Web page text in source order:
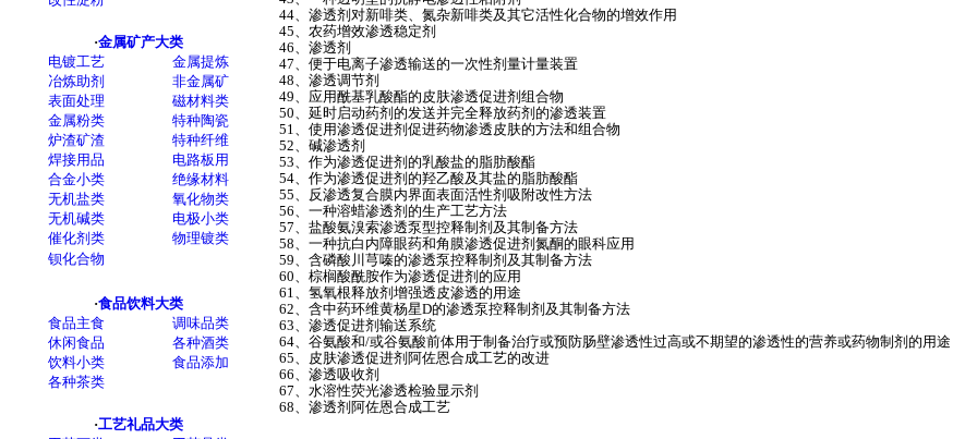
44、渗透剂对新啡类、氮杂新啡类及其它活性化合物的增效作用
45、农药增效渗透稳定剂
46、渗透剂
47、便于电离子渗透输送的一次性剂量计量装置
48、渗透调节剂
49、应用酰基乳酸酯的皮肤渗透促进剂组合物
50、延时启动药剂的发送并完全释放药剂的渗透装置
51、使用渗透促进剂促进药物渗透皮肤的方法和组合物
52、碱渗透剂
53、作为渗透促进剂的乳酸盐的脂肪酸酯
54、作为渗透促进剂的羟乙酸及其盐的脂肪酸酯
55、反渗透复合膜内界面表面活性剂吸附改性方法
56、一种溶蜡渗透剂的生产工艺方法
57、盐酸氨溴索渗透泵型控释制剂及其制备方法
58、一种抗白内障眼药和角膜渗透促进剂氮酮的眼科应用
59、含磷酸川芎嗪的渗透泵控释制剂及其制备方法
60、棕榈酸酰胺作为渗透促进剂的应用
61、氢氧根释放剂增强透皮渗透的用途
62、含中药环维黄杨星D的渗透泵控释制剂及其制备方法
63、渗透促进剂输送系统
64、谷氨酸和/或谷氨酸前体用于制备治疗或预防肠壁渗透性过高或不期望的渗透性的营养或药物制剂的用途
65、皮肤渗透促进剂阿佐恩合成工艺的改进
66、渗透吸收剂
67、水溶性荧光渗透检验显示剂
68、渗透剂阿佐恩合成工艺